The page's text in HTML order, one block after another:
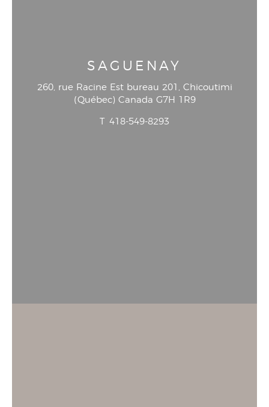
SAGUENAY
260, rue Racine Est bureau 201 , Chicoutimi
(Québec) Canada G7H 1R9
418-549-8293